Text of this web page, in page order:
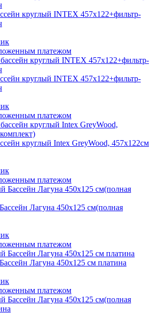
круглый INTEX 457х122+фильтр-
платежом
круглый INTEX 457х122+фильтр-
платежом
круглый Intex GreyWood, 457х122см
платежом
Лагуна 450х125 см(полная
платежом
Лагуна 450х125 см платина
платежом